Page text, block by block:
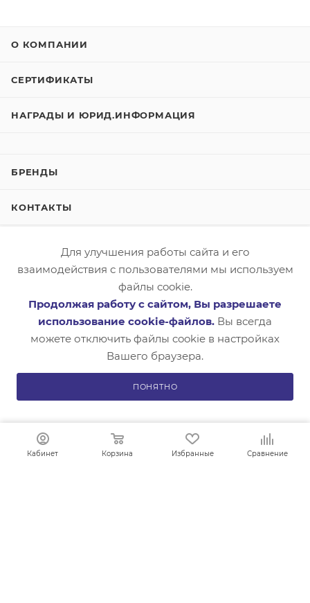
О КОМПАНИИ
СЕРТИФИКАТЫ
НАГРАДЫ И ЮРИД.ИНФОРМАЦИЯ
БРЕНДЫ
КОНТАКТЫ
КАК ЗАКАЗАТЬ
info@snabliga.ru
Кабинет Корзина Избранные Сравнение
Для улучшения работы сайта и его
взаимодействия с пользователями мы используем
файлы cookie.
Продолжая работу с сайтом, Вы разрешаете
использование cookie-файлов. Вы всегда
можете отключить файлы cookie в настройках
Вашего браузера.
ПОНЯТНО